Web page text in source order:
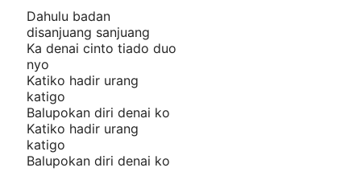
Dahulu badan
disanjuang sanjuang
Ka denai cinto tiado duo
nyo
Katiko hadir urang
katigo
Balupokan diri denai ko
Katiko hadir urang
katigo
Balupokan diri denai ko